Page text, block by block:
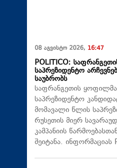
08 აგვისტო 2026, 16:47
POLITICO:
საპრეზიდენტო
საუბრობს
საფრანგეთის
საპრეზიდენტო
მომავალი წლის
რუსეთის მიერ
კამპანიის
შეიტანა. ინფორმაციას